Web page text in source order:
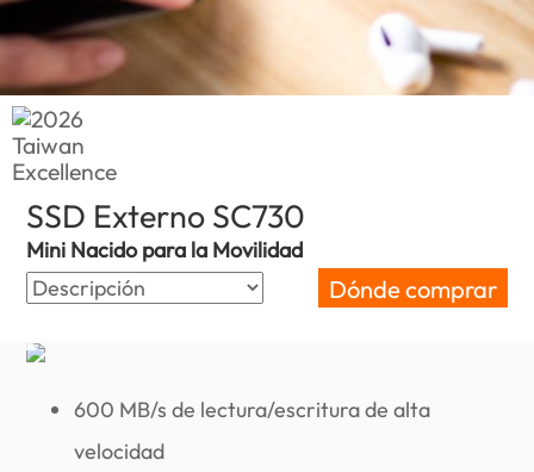
SSD Externo SC730
Mini Nacido para la Movilidad
Dónde comprar
600 MB/s de lectura/escritura de alta
velocidad